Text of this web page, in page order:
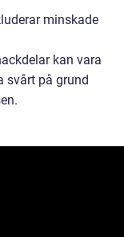
minskade
kan vara
svårt på grund